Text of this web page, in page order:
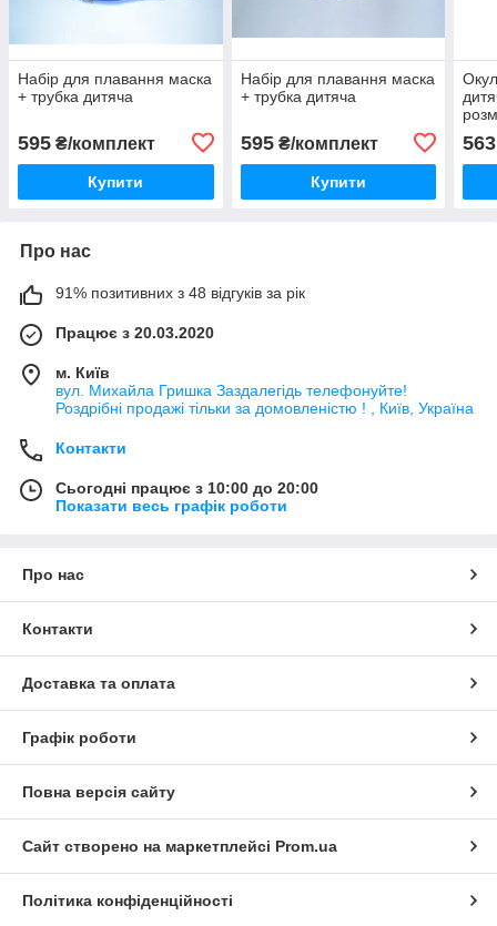
Набір для плавання маска
+ трубка дитяча
595 ₴/комплект
Купити
Набір для плавання маска
+ трубка дитяча
595₴/комплект
Купити
563
Про нас
91% позитивних з 48 відгуків за рік
Працює з 20.03.2020
м. Київ
вул. Михайла Гришка Заздалегiдь телефонуйте!
Роздрібні продажі тiльки за домовленістю ! , Київ, Україна
Контакти
Сьогодні працює з 10:00 до 20:00
Показати весь графік роботи
Про нас
Контакти
Доставка та оплата
Графік роботи
Повна версія сайту
Сайт створено на маркетплейсі Prom.ua
Політика конфіденційності